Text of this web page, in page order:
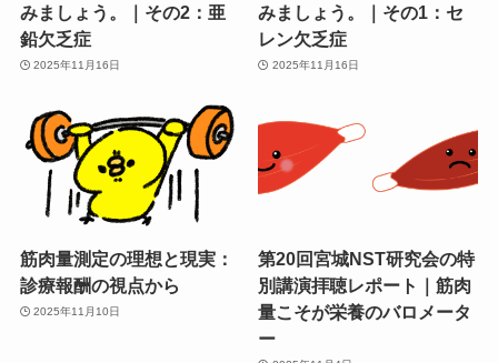
みましょう。｜その2：亜
鉛欠乏症
2025年11月16日
みましょう。｜その1：セ
レン欠乏症
2025年11月16日
筋肉量測定の理想と現実：
診療報酬の視点から
2025年11月10日
第20回宮城NST研究会の特
別講演拝聴レポート｜筋肉
量こそが栄養のバロメータ
ー